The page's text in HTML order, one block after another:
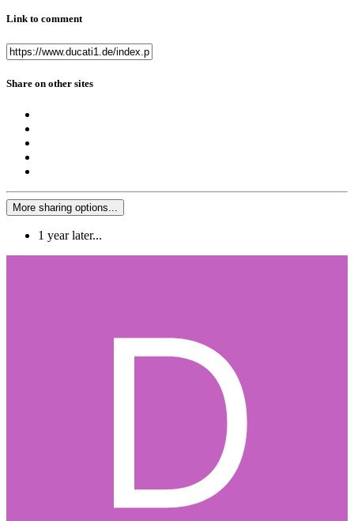
Link to comment
Share on other sites
More sharing options...
1 year later...